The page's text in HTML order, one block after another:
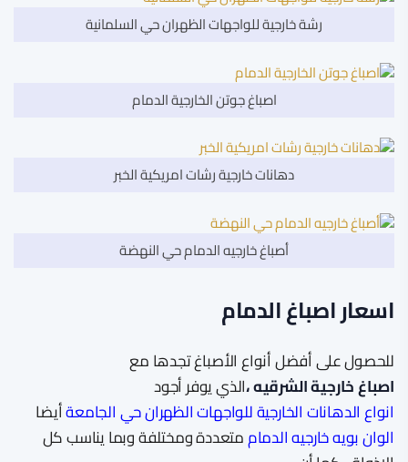
رشة خارجية للواجهات الظهران حي السلمانية
اصباغ جوتن الخارجية الدمام
دهانات خارجية رشات امريكية الخبر
أصباغ خارجيه الدمام حي النهضة
اسعار اصباغ الدمام
للحصول على أفضل أنواع الأصباغ تجدها مع
اصباغ خارجية الشرقيه ،الذي يوفر أجود
انواع الدهانات الخارجية للواجهات الظهران حي الجامعةأيضا
الوان بويه خارجيه الدماممتعددة ومختلفة وبما يناسب كل